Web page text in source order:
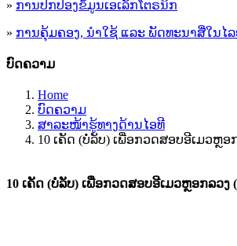
» ການ​ປົກ​ປ້ອງ​ຂໍ້​ມູນ​ເອ​ເລັກ​ໂຕ​ຣ​ນິກ
» ການຄຸ້ມຄອງ, ນໍາໃຊ້ ແລະ ພັດທະນາສື່ໃນໄ
ບົດຄວາມ
Home
ບົດຄວາມ
ສາລະໜ້າຮູ້ທາງດ້ານໄອທີ
10 ເຄັດ (ບໍ່ລັບ) ເພື່ອກວດສອບອີເມວຫຼອ
10 ເຄັດ (ບໍ່ລັບ) ເພື່ອກວດສອບອີເມວຫຼອກລວງ